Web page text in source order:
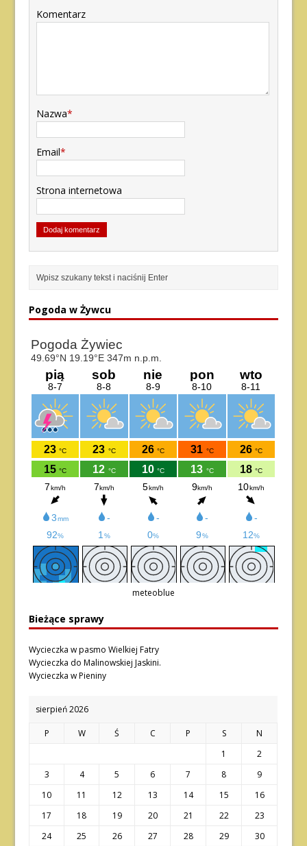
Komentarz
Nazwa*
Email*
Strona internetowa
Pogoda w Żywcu
meteoblue
Bieżące sprawy
Wycieczka w pasmo Wielkiej Fatry
Wycieczka do Malinowskiej Jaskini.
Wycieczka w Pieniny
sierpień 2026
P W Ś C P S
N
1
2
3
4 5 6 7 8
9
10
11 12 13 14 15
16
17
18 19 20 21 22
23
24
25 26 27 28 29
30